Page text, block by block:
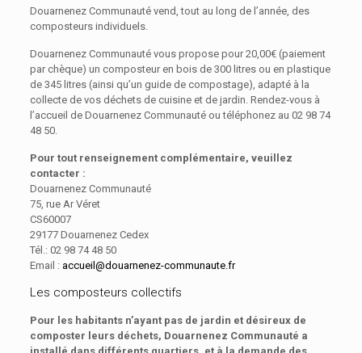
Douarnenez Communauté vend, tout au long de l’année, des
composteurs individuels.
Douarnenez Communauté vous propose pour 20,00€ (paiement
par chèque) un composteur en bois de 300 litres ou en plastique
de 345 litres (ainsi qu’un guide de compostage), adapté à la
collecte de vos déchets de cuisine et de jardin. Rendez-vous à
l’accueil de Douarnenez Communauté ou téléphonez au 02 98 74
48 50.
Pour tout renseignement complémentaire, veuillez
contacter :
Douarnenez Communauté
75, rue Ar Véret
CS60007
29177 Douarnenez Cedex
Tél.: 02 98 74 48 50
Email : accueil@douarnenez-communaute.fr
Les composteurs collectifs
Pour les habitants n’ayant pas de jardin et désireux de
composter leurs déchets, Douarnenez Communauté a